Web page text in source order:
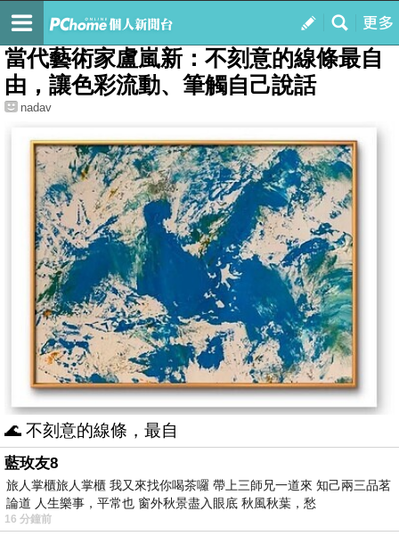
我的
最新文章
當代藝術家盧嵐新：不刻意的線條最自
由，讓色彩流動、筆觸自己說話
nadav
🌊 不刻意的線條，最自
藍玫友8
旅人掌櫃旅人掌櫃 我又來找你喝茶囉 帶上三師兄一道來 知己兩三品茗
論道 人生樂事，平常也 窗外秋景盡入眼底 秋風秋葉，愁
16 分鐘前